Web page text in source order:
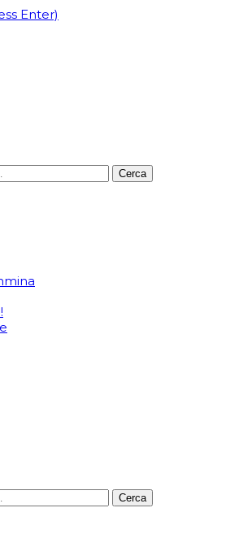
Enter)